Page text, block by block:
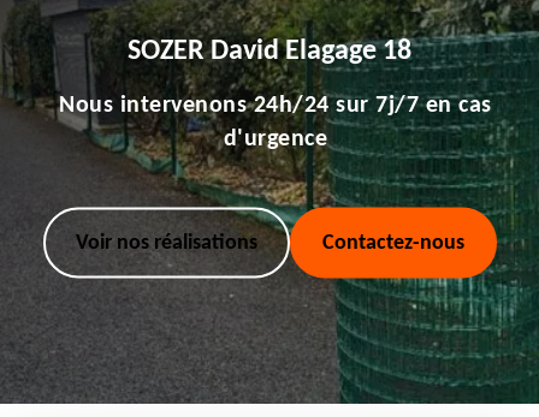
SOZER David Elagage 18
Nous intervenons 24h/24 sur 7j/7 en cas
d'urgence
Voir nos réalisations Contactez-nous